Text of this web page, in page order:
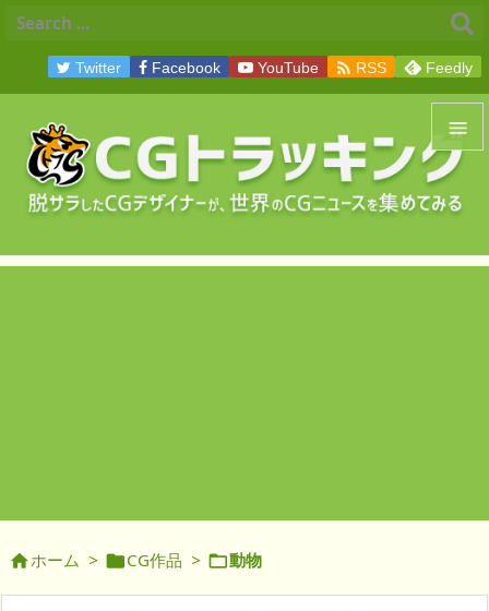


メニュ
サイ
Twitter Facebook YouTube  RSS Feedly
ホーム > CG作品 > 動物